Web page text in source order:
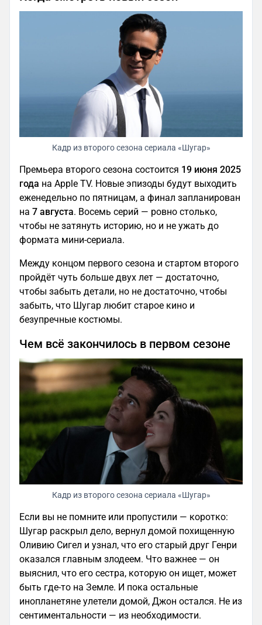
Кадр из второго сезона сериала «Шугар»
Премьера второго сезона состоится 19 июня 2025
года на Apple TV. Новые эпизоды будут выходить
еженедельно по пятницам, а финал запланирован
на 7 августа. Восемь серий — ровно столько,
чтобы не затянуть историю, но и не ужать до
формата мини-сериала.
Между концом первого сезона и стартом второго
пройдёт чуть больше двух лет — достаточно,
чтобы забыть детали, но не достаточно, чтобы
забыть, что Шугар любит старое кино и
безупречные костюмы.
Чем всё закончилось в первом сезоне
Кадр из второго сезона сериала «Шугар»
Если вы не помните или пропустили — коротко:
Шугар раскрыл дело, вернул домой похищенную
Оливию Сигел и узнал, что его старый друг Генри
оказался главным злодеем. Что важнее — он
выяснил, что его сестра, которую он ищет, может
быть где-то на Земле. И пока остальные
инопланетяне улетели домой, Джон остался. Не из
сентиментальности — из необходимости.